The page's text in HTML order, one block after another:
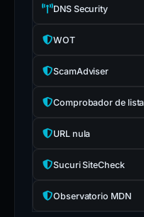
DNS Security
WOT
ScamAdviser
Comprobador de
URL nula
Sucuri SiteCheck
Observatorio MDN